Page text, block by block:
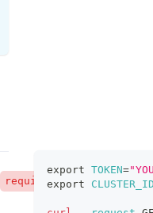
required
export TOKEN=
export